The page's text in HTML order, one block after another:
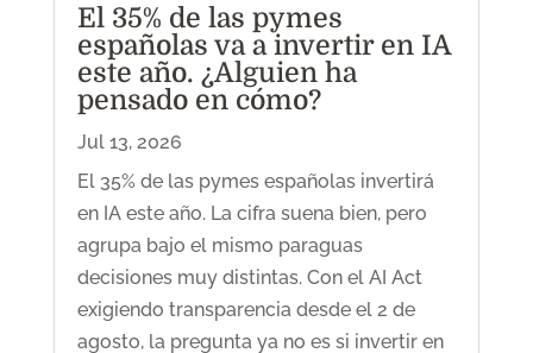
El 35% de las pymes
españolas va a invertir en IA
este año. ¿Alguien ha
pensado en cómo?
Jul 13, 2026
El 35% de las pymes españolas invertirá
en IA este año. La cifra suena bien, pero
agrupa bajo el mismo paraguas
decisiones muy distintas. Con el AI Act
exigiendo transparencia desde el 2 de
agosto, la pregunta ya no es si invertir en